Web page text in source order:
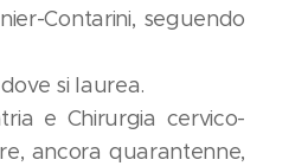
Contarini, seguendo
si laurea.
e Chirurgia cervico-
ancora quarantenne,